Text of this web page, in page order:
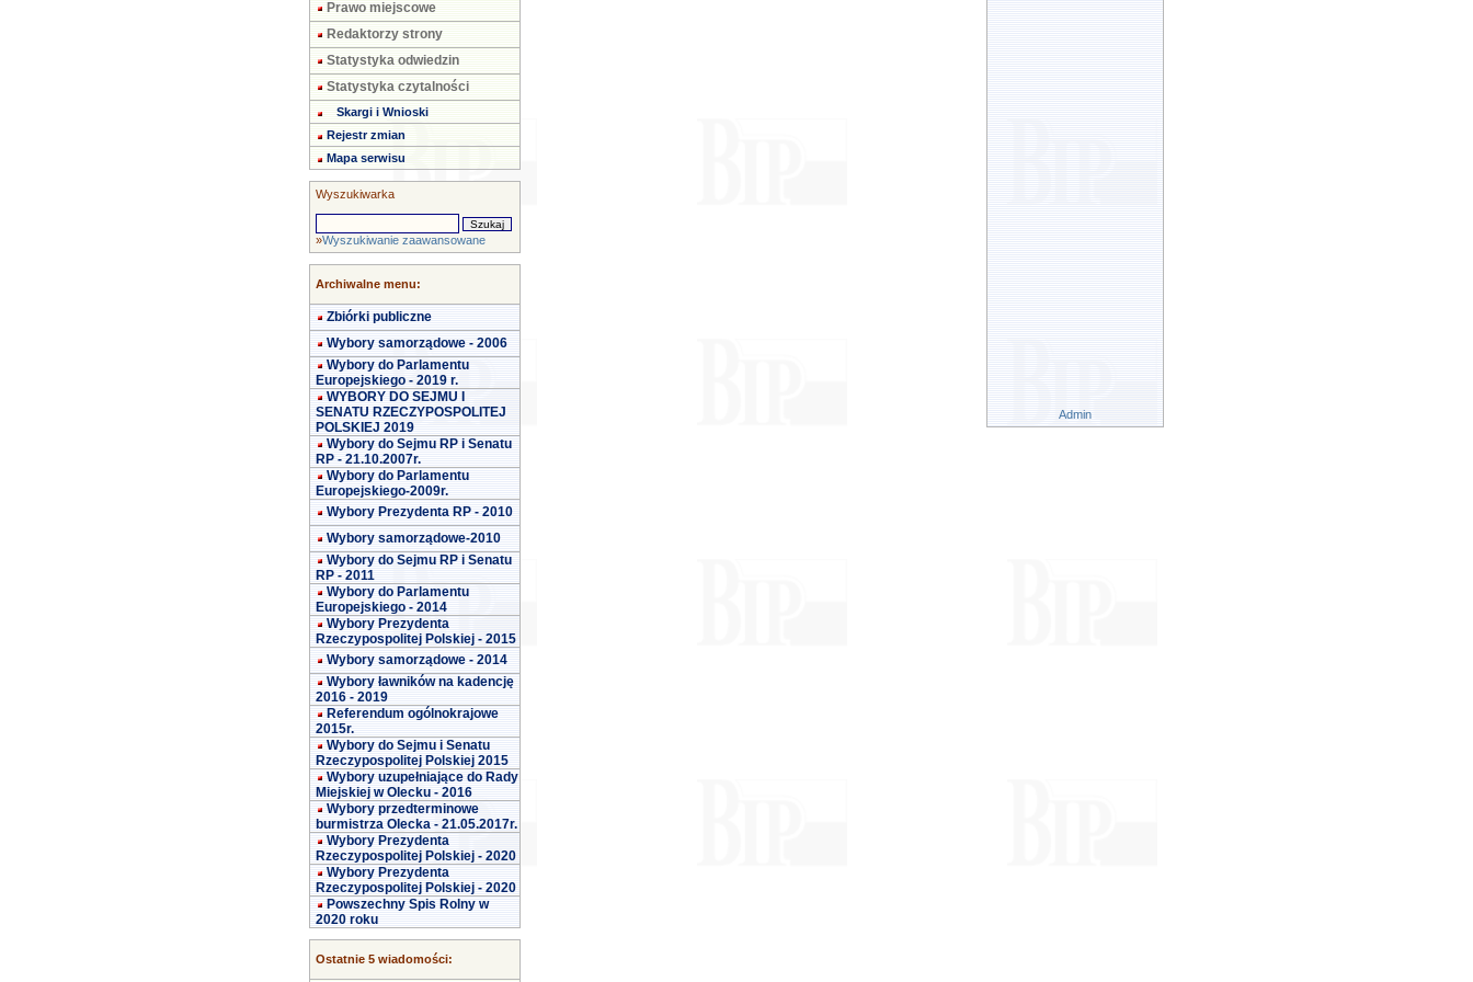
Prawo miejscowe
Redaktorzy strony
Statystyka odwiedzin
Statystyka czytalności
Skargi i Wnioski
Rejestr zmian
Mapa serwisu
Wyszukiwarka
»Wyszukiwanie zaawansowane
Archiwalne menu:
Zbiórki publiczne
Wybory samorządowe - 2006
Wybory do Parlamentu
Europejskiego - 2019 r.
WYBORY DO SEJMU I
SENATU RZECZYPOSPOLITEJ
POLSKIEJ 2019
Wybory do Sejmu RP i Senatu
RP - 21.10.2007r.
Wybory do Parlamentu
Europejskiego-2009r.
Wybory Prezydenta RP - 2010
Wybory samorządowe-2010
Wybory do Sejmu RP i Senatu
RP - 2011
Wybory do Parlamentu
Europejskiego - 2014
Wybory Prezydenta
Rzeczypospolitej Polskiej - 2015
Wybory samorządowe - 2014
Wybory ławników na kadencję
2016 - 2019
Referendum ogólnokrajowe
2015r.
Wybory do Sejmu i Senatu
Rzeczypospolitej Polskiej 2015
Wybory uzupełniające do Rady
Miejskiej w Olecku - 2016
Wybory przedterminowe
burmistrza Olecka - 21.05.2017r.
Wybory Prezydenta
Rzeczypospolitej Polskiej - 2020
Wybory Prezydenta
Rzeczypospolitej Polskiej - 2020
Powszechny Spis Rolny w
2020 roku
Ostatnie 5 wiadomości:
Admin